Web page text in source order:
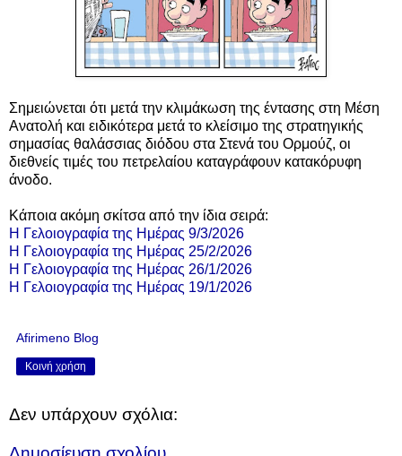
Σημειώνεται ότι μετά την κλιμάκωση της έντασης στη Μέση
Ανατολή και ειδικότερα μετά το κλείσιμο της στρατηγικής
σημασίας θαλάσσιας διόδου στα Στενά του Ορμούζ, οι
διεθνείς τιμές του πετρελαίου καταγράφουν κατακόρυφη
άνοδο.
Κάποια ακόμη σκίτσα από την ίδια σειρά:
Η Γελοιογραφία της Ημέρας 9/3/2026
Η Γελοιογραφία της Ημέρας 25/2/2026
Η Γελοιογραφία της Ημέρας 26/1/2026
Η Γελοιογραφία της Ημέρας 19/1/2026
Afirimeno Blog
Κοινή χρήση
Δεν υπάρχουν σχόλια: